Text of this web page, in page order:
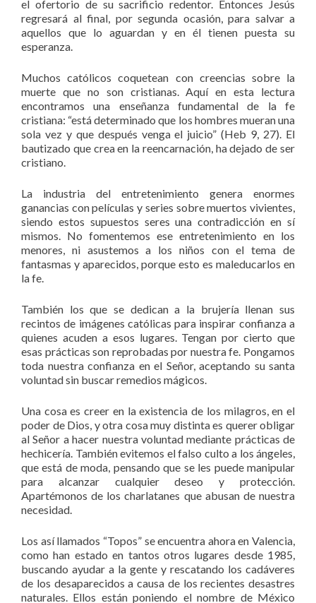
el ofertorio de su sacrificio redentor. Entonces Jesús
regresará al final, por segunda ocasión, para salvar a
aquellos que lo aguardan y en él tienen puesta su
esperanza.
Muchos católicos coquetean con creencias sobre la
muerte que no son cristianas. Aquí en esta lectura
encontramos una enseñanza fundamental de la fe
cristiana: “está determinado que los hombres mueran una
sola vez y que después venga el juicio” (Heb 9, 27). El
bautizado que crea en la reencarnación, ha dejado de ser
cristiano.
La industria del entretenimiento genera enormes
ganancias con películas y series sobre muertos vivientes,
siendo estos supuestos seres una contradicción en sí
mismos. No fomentemos ese entretenimiento en los
menores, ni asustemos a los niños con el tema de
fantasmas y aparecidos, porque esto es maleducarlos en
la fe.
También los que se dedican a la brujería llenan sus
recintos de imágenes católicas para inspirar confianza a
quienes acuden a esos lugares. Tengan por cierto que
esas prácticas son reprobadas por nuestra fe. Pongamos
toda nuestra confianza en el Señor, aceptando su santa
voluntad sin buscar remedios mágicos.
Una cosa es creer en la existencia de los milagros, en el
poder de Dios, y otra cosa muy distinta es querer obligar
al Señor a hacer nuestra voluntad mediante prácticas de
hechicería. También evitemos el falso culto a los ángeles,
que está de moda, pensando que se les puede manipular
para alcanzar cualquier deseo y protección.
Apartémonos de los charlatanes que abusan de nuestra
necesidad.
Los así llamados “Topos” se encuentra ahora en Valencia,
como han estado en tantos otros lugares desde 1985,
buscando ayudar a la gente y rescatando los cadáveres
de los desaparecidos a causa de los recientes desastres
naturales. Ellos están poniendo el nombre de México